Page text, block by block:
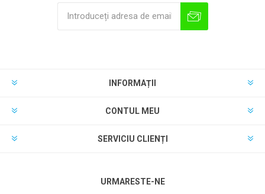
INFORMAȚII
CONTUL MEU
SERVICIU CLIENȚI
URMARESTE-NE